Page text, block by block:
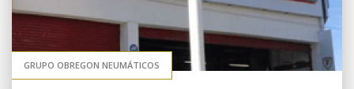
GRUPO OBREGON NEUMÁTICOS